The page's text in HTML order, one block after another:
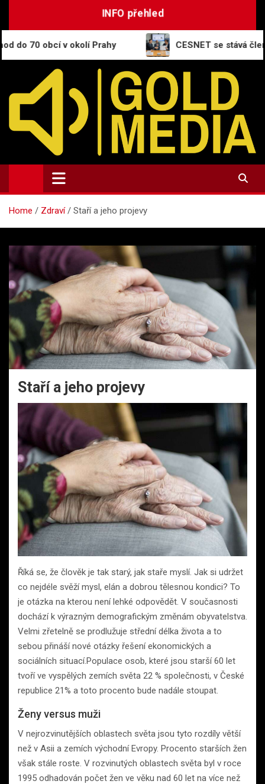
INFO přehled
v okolí Prahy CESNET se stává členem White
GoldMedia.cz
Magazín a přehled informací
Home Zdraví Staří a jeho projevy
Staří a jeho projevy
Říká se, že člověk je tak starý, jak staře myslí. Jak si udržet
co nejdéle svěží mysl, elán a dobrou tělesnou kondici? To
je otázka na kterou není lehké odpovědět. V současnosti
dochází k výrazným demografickým změnám obyvatelstva.
Velmi zřetelně se prodlužuje střední délka života a to
sebou přináší nové otázky řešení ekonomických a
sociálních situací.Populace osob, které jsou starší 60 let
tvoří ve vyspělých zemích světa 22 % společnosti, v České
republice 21% a toto procento bude nadále stoupat.
Ženy versus muži
V nejrozvinutějších oblastech světa jsou tyto rozdíly větší
než v Asii a zemích východní Evropy. Procento starších žen
však stále roste. V rozvinutých oblastech světa byl v roce
1995 odhadován počet žen ve věku nad 60 let na více než